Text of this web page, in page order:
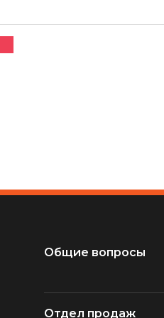
Общие вопросы
Отдел продаж